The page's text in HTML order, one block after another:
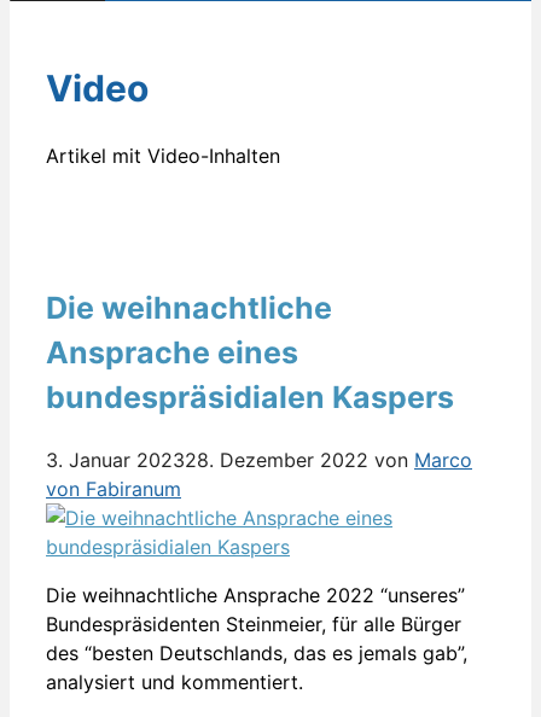
Video
Artikel mit Video-Inhalten
Die weihnachtliche
Ansprache eines
bundespräsidialen Kaspers
3. Januar 202328. Dezember 2022 von Marco
von Fabiranum
Die weihnachtliche Ansprache 2022 “unseres”
Bundespräsidenten Steinmeier, für alle Bürger
des “besten Deutschlands, das es jemals gab”,
analysiert und kommentiert.